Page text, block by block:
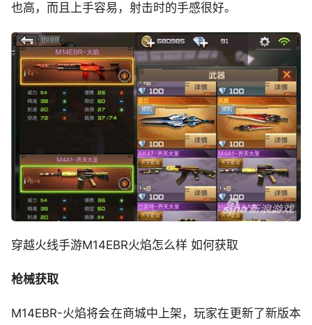
也高，而且上手容易，射击时的手感很好。
穿越火线手游M14EBR火焰怎么样 如何获取
枪械获取
M14EBR-火焰将会在商城中上架，玩家在更新了新版本